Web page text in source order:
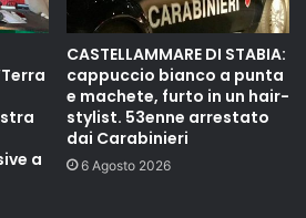
a
CASTELLAMMARE DI STABIA:
cappuccio bianco a punta
e machete, furto in un hair-
stylist. 53enne arrestato
dai Carabinieri
6 Agosto 2026